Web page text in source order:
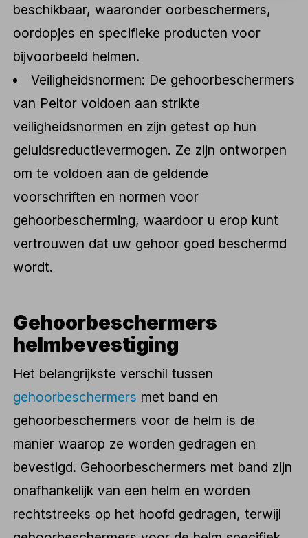
beschikbaar, waaronder oorbeschermers,
oordopjes en specifieke producten voor
bijvoorbeeld helmen.
Veiligheidsnormen: De gehoorbeschermers
van Peltor voldoen aan strikte
veiligheidsnormen en zijn getest op hun
geluidsreductievermogen. Ze zijn ontworpen
om te voldoen aan de geldende
voorschriften en normen voor
gehoorbescherming, waardoor u erop kunt
vertrouwen dat uw gehoor goed beschermd
wordt.
Gehoorbeschermers
helmbevestiging
Het belangrijkste verschil tussen
gehoorbeschermers met band en
gehoorbeschermers voor de helm is de
manier waarop ze worden gedragen en
bevestigd. Gehoorbeschermers met band zijn
onafhankelijk van een helm en worden
rechtstreeks op het hoofd gedragen, terwijl